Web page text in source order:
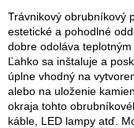
Trávnikový obrubníkový
estetické a pohodlné
dobre odoláva
Ľahko sa inštaluje a
úplne vhodný na
alebo na uloženie
okraja tohto
káble, LED lampy atď.